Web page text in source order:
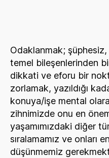
Odaklanmak; şüphesiz,
temel bileşenlerinden
dikkati ve eforu bir
zorlamak, yazıldığı
konuya/işe mental
zihnimizde onu en
yaşamımızdaki diğer
sıralamamız ve onları
düşünmemiz